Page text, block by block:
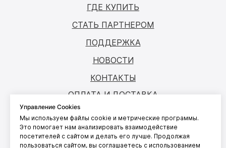
© ANTOUCH, 2026. Все права защищены
Согласие на обработку персональных
ГДЕ КУПИТЬ
СТАТЬ ПАРТНЕРОМ
ПОДДЕРЖКА
НОВОСТИ
КОНТАКТЫ
ОПЛАТА И ДОСТАВКА
Управление Cookies
Мы используем файлы cookie и метрические программы.
Это помогает нам анализировать взаимодействие
посетителей с сайтом и делать его лучше. Продолжая
пользоваться сайтом, вы соглашаетесь с использованием